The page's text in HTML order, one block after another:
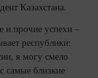
Казахстана.
и прочие успехи –
республики:
я могу смело
самые близкие